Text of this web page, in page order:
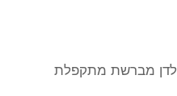
מברשת מתקפלת